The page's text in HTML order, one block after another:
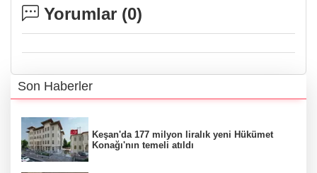
Yorumlar (0)
Son Haberler
Keşan'da 177 milyon liralık yeni Hükümet
Konağı'nın temeli atıldı